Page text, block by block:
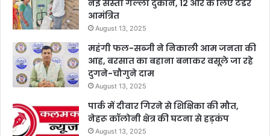
नई सस्ता गल्ला दुकानें, 12 और के लिए टेंडर
आमंत्रित
August 13, 2025
महंगी फल-सब्जी ने निकाली आम जनता की
आह, बरसात का बहाना बनाकर वसूले जा रहे
दुगने-चौगुने दाम
August 13, 2025
पार्क में दीवार गिरने से शिक्षिका की मौत,
नेहरू कॉलोनी क्षेत्र की घटना से हड़कंप
August 13, 2025